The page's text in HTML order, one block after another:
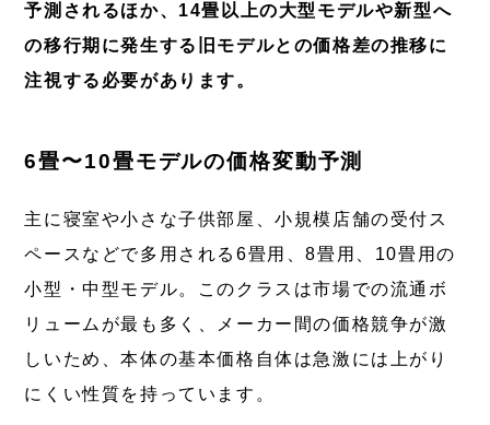
予測されるほか、14畳以上の大型モデルや新型へ
の移行期に発生する旧モデルとの価格差の推移に
注視する必要があります。
6畳〜10畳モデルの価格変動予測
主に寝室や小さな子供部屋、小規模店舗の受付ス
ペースなどで多用される6畳用、8畳用、10畳用の
小型・中型モデル。このクラスは市場での流通ボ
リュームが最も多く、メーカー間の価格競争が激
しいため、本体の基本価格自体は急激には上がり
にくい性質を持っています。